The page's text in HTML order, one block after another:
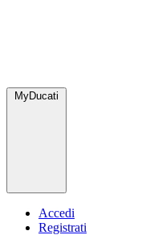
MyDucati
Accedi
Registrati